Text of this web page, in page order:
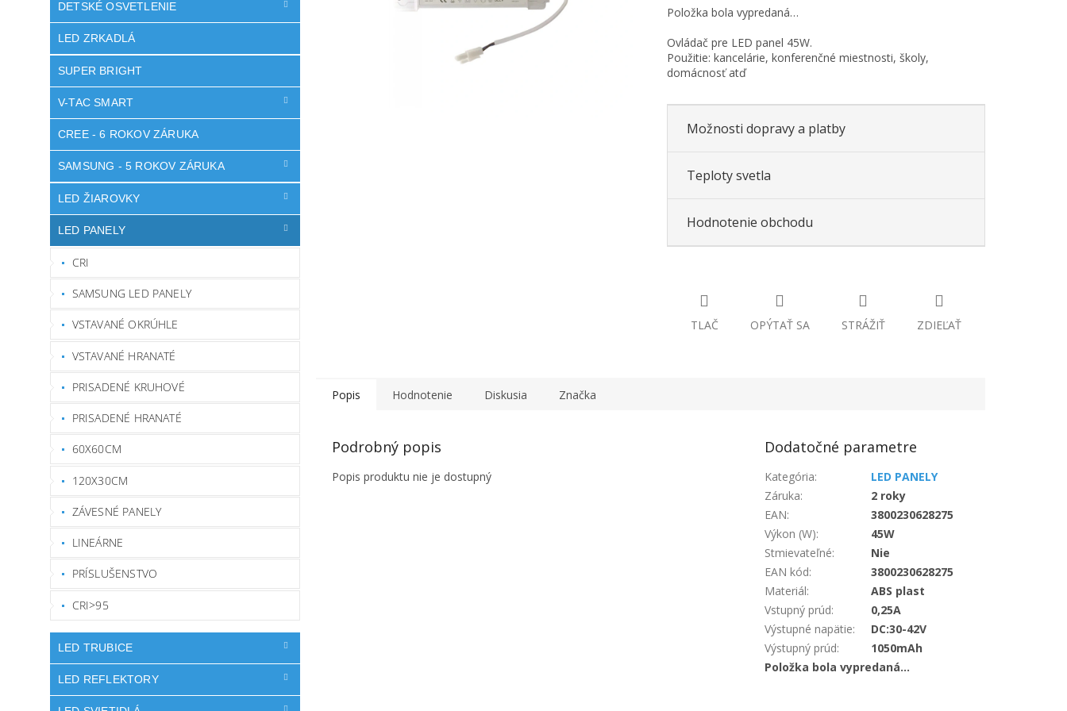
DETSKÉ OSVETLENIE
LED ZRKADLÁ
SUPER BRIGHT
V-TAC SMART
CREE - 6 ROKOV ZÁRUKA
SAMSUNG - 5 ROKOV ZÁRUKA
LED ŽIAROVKY
LED PANELY
CRI
SAMSUNG LED PANELY
VSTAVANÉ OKRÚHLE
VSTAVANÉ HRANATÉ
PRISADENÉ KRUHOVÉ
PRISADENÉ HRANATÉ
60X60CM
120X30CM
ZÁVESNÉ PANELY
LINEÁRNE
PRÍSLUŠENSTVO
CRI>95
LED TRUBICE
LED REFLEKTORY
Položka bola vypredaná…
Ovládač pre LED panel 45W.
Použitie: kancelárie, konferenčné miestnosti, školy,
domácnosť atď
Možnosti dopravy a platby
Teploty svetla
Hodnotenie obchodu
TLAČ OPÝTAŤ SA STRÁŽIŤ ZDIEĽAŤ
Popis Hodnotenie Diskusia Značka
Podrobný popis
Popis produktu nie je dostupný
Dodatočné parametre
Kategória:
LED PANELY
Záruka:
2 roky
EAN:
3800230628275
Výkon (W):
45W
Stmievateľné:
Nie
EAN kód:
3800230628275
Materiál:
ABS plast
Vstupný prúd:
0,25A
Výstupné napätie:
DC:30-42V
Výstupný prúd:
1050mAh
Položka bola vypredaná…